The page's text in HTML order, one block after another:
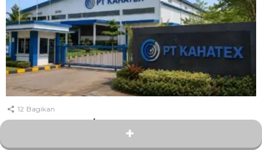
12 Bagikan
Lulusan SMA/SMK Merapat! PT
Kahatex Buka Lowongan Operator